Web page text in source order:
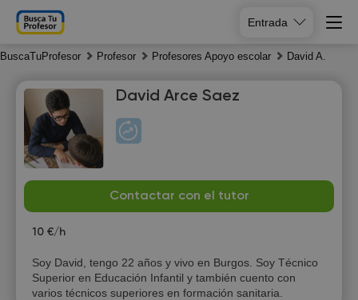
Entrada
BuscaTuProfesor Profesor Profesores Apoyo escolar David A.
David Arce Saez
Contactar con el tutor
10 €/h
Soy David, tengo 22 años y vivo en Burgos. Soy Técnico
Superior en Educación Infantil y también cuento con
varios técnicos superiores en formación sanitaria.
8
Su
9
Mo
10
11
10:00
10:30